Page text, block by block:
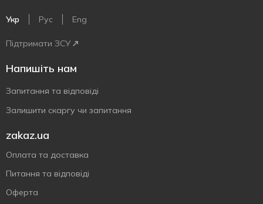
Укр Рус Eng
Підтримати ЗСУ
Напишіть нам
Запитання та відповіді
Залишити скаргу чи запитання
zakaz.ua
Оплата та доставка
Питання та відповіді
Оферта